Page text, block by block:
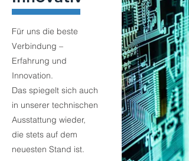
Für uns die beste
Verbindung –
Erfahrung und
Innovation.
Das spiegelt sich auch
in unserer technischen
Ausstattung wieder,
die stets auf dem
neuesten Stand ist.